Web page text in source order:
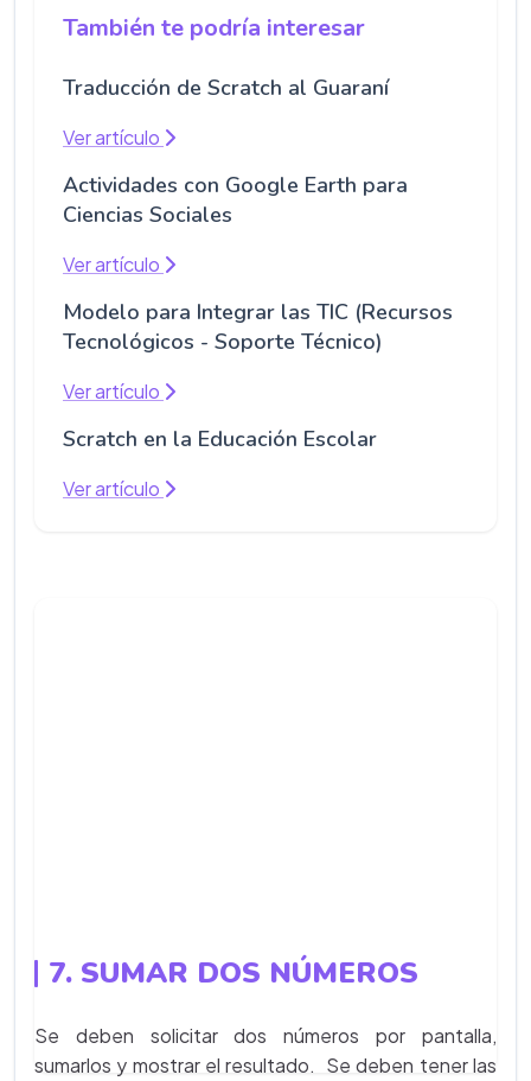
También te podría interesar
Traducción de Scratch al Guaraní
Ver artículo
Actividades con Google Earth para
Ciencias Sociales
Ver artículo
Modelo para Integrar las TIC (Recursos
Tecnológicos - Soporte Técnico)
Ver artículo
Scratch en la Educación Escolar
Ver artículo
7. SUMAR DOS NÚMEROS
Se deben solicitar dos números por pantalla,
sumarlos y mostrar el resultado. Se deben tener las